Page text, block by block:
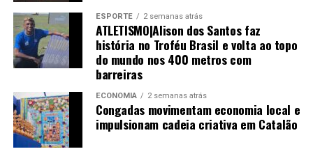
ESPORTE 2 semanas atrás
ATLETISMO|Alison dos Santos faz
história no Troféu Brasil e volta ao topo
do mundo nos 400 metros com
barreiras
ECONOMIA 2 semanas atrás
Congadas movimentam economia local e
impulsionam cadeia criativa em Catalão